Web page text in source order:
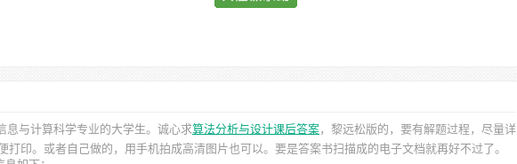
息与计算科学专业的大学生。诚心求算法分析与设计课后答案，黎远松版的，要有解题过程，尽量详
打印。或者自己做的，用手机拍成高清图片也可以。要是答案书扫描成的电子文档就再好不过了。